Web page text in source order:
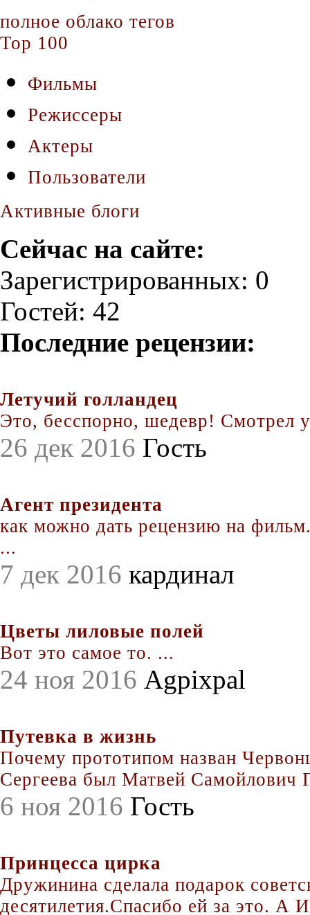
полное облако тегов
Top 100
Фильмы
Режиссеры
Актеры
Пользователи
Активные блоги
Сейчас на сайте:
Зарегистрированных: 0
Гостей: 42
Последние рецензии:
Летучий голландец
Это, бесспорно, шедевр! Смотрел
26 дек 2016 Гость
Агент президента
как можно дать рецензию на
...
7 дек 2016 кардинал
Цветы лиловые полей
Вот это самое то. ...
24 ноя 2016 Agpixpal
Путевка в жизнь
Почему прототипом назван
Сергеева был Матвей Самойлович
6 ноя 2016 Гость
Принцесса цирка
Дружинина сделала подарок
десятилетия.Спасибо ей за это. А